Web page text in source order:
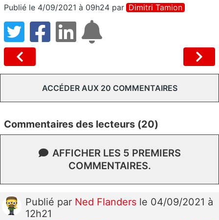
Publié le 4/09/2021 à 09h24 par Dimitri Tamion
ACCÉDER AUX 20 COMMENTAIRES
Commentaires des lecteurs (20)
AFFICHER LES 5 PREMIERS
COMMENTAIRES.
Publié par Ned Flanders le 04/09/2021 à
12h21